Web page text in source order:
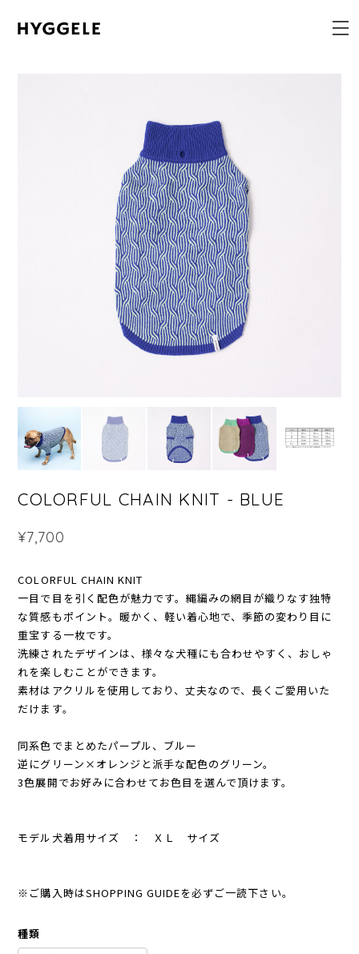
COLORFUL CHAIN KNIT - BLUE
¥7,700
COLORFUL CHAIN KNIT
一目で目を引く配色が魅力です。縄編みの網目が織りなす独特
な質感もポイント。暖かく、軽い着心地で、季節の変わり目に
重宝する一枚です。
洗練されたデザインは、様々な犬種にも合わせやすく、おしゃ
れを楽しむことができます。
素材はアクリルを使用しており、丈夫なので、長くご愛用いた
だけます。
同系色でまとめたパープル、ブルー
逆にグリーン×オレンジと派手な配色のグリーン。
3色展開でお好みに合わせてお色目を選んで頂けます。
モデル犬着用サイズ ： ＸＬ サイズ
※ご購入時はSHOPPING GUIDEを必ずご一読下さい。
種類